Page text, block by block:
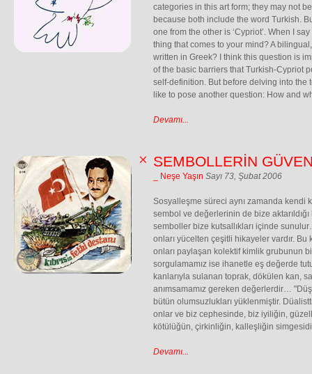
categories in this art form; they may not
because both include the word Turkish.
one from the other is ‘Cypriot’. When I
thing that comes to your mind? A
written in Greek? I think this question is
of the basic barriers that Turkish-Cypriot
self-definition. But before delving into the
like to pose another question: How and
Devamı...
SEMBOLLERİN
_ Neşe Yaşın Sayı 73, Şubat 2006
Sosyalleşme süreci aynı zamanda kendi
sembol ve değerlerinin de bize
semboller bize kutsallıkları içinde
onları yücelten çeşitli hikayeler vardır. Bu
onları paylaşan kolektif kimlik grubunun
sorgulamamız ise ihanetle eş değerde
kanlarıyla sulanan toprak, dökülen kan,
anımsamamız gereken değerlerdir…
bütün olumsuzlukları yüklenmiştir.
onlar ve biz cephesinde, biz iyiliğin,
kötülüğün, çirkinliğin, kalleşliğin
Devamı...